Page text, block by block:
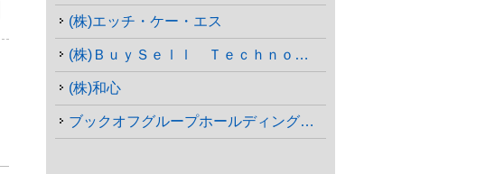
(株)エッチ・ケー・エス
(株)ＢｕｙＳｅｌｌ Ｔｅｃｈｎｏｌｏｇｉｅｓ
(株)和心
ブックオフグループホールディングス(株)